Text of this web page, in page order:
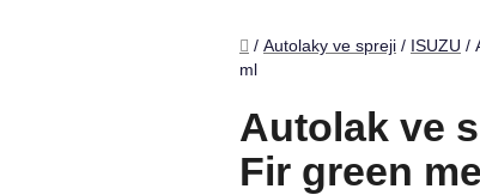
Domů
/ Autolaky ve spreji / ISUZU /
ml
Autolak ve
Fir green